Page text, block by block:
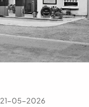
21-05-2026